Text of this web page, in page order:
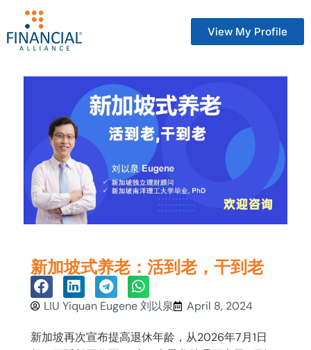
View My Profile
新加坡式养老：活到老，干到老
LIU Yiquan Eugene 刘以泉 April 8, 2024
新加坡再次宣布提高退休年龄，从2026年7月1日